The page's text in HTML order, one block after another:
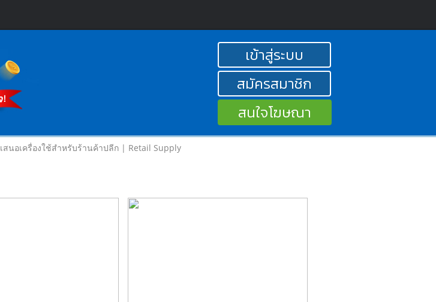
เข้าสู่ระบบ
สมัครสมาชิก
สนใจโฆษณา
เสนอเครื่องใช้สำหรับร้านค้าปลีก | Retail Supply